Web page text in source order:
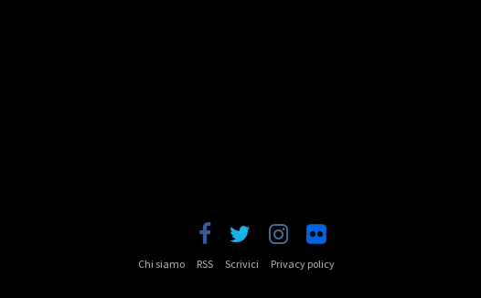
Chi siamo RSS Scrivici Privacy policy